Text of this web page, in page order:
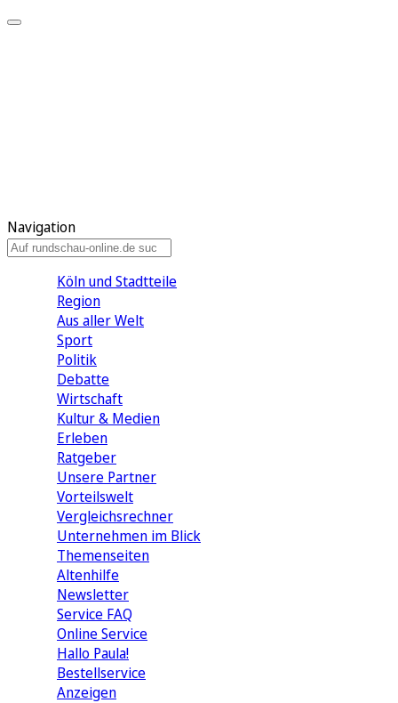
Navigation
Köln und Stadtteile
Region
Aus aller Welt
Sport
Politik
Debatte
Wirtschaft
Kultur & Medien
Erleben
Ratgeber
Unsere Partner
Vorteilswelt
Vergleichsrechner
Unternehmen im Blick
Themenseiten
Altenhilfe
Newsletter
Service FAQ
Online Service
Hallo Paula!
Bestellservice
Anzeigen